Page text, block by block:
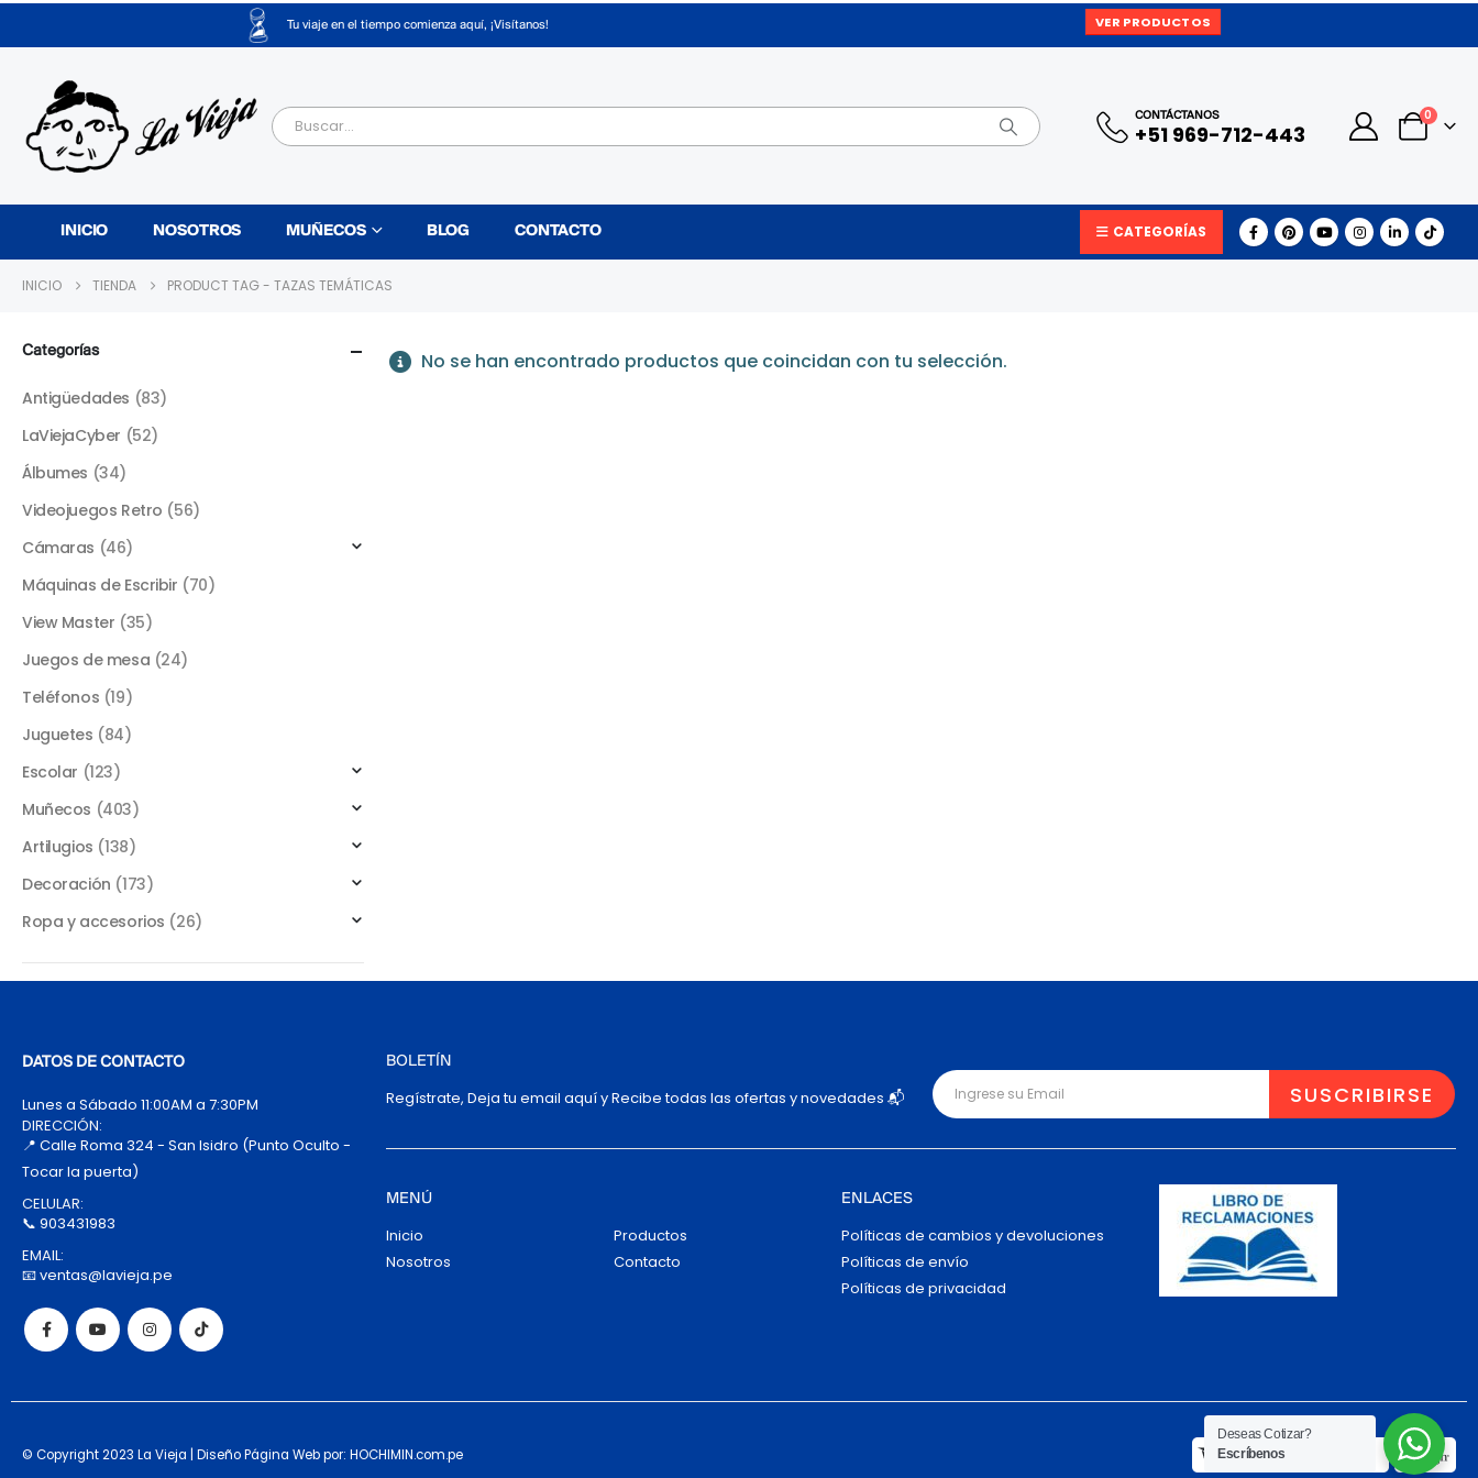
Tu viaje en el tiempo comienza aquí, ¡Visítanos! VER PRODUCTOS
CONTÁCTANOS
+51 969-712-443
0
INICIO NOSOTROS MUÑECOS BLOG CONTACTO CATEGORÍAS
INICIO TIENDA PRODUCT TAG - TAZAS TEMÁTICAS
No se han encontrado productos que coincidan con tu selección.
Categorías
Antigüedades (83)
LaViejaCyber (52)
Álbumes (34)
Videojuegos Retro (56)
Cámaras (46)
Máquinas de Escribir (70)
View Master (35)
Juegos de mesa (24)
Teléfonos (19)
Juguetes (84)
Escolar (123)
Muñecos (403)
Artilugios (138)
Decoración (173)
Ropa y accesorios (26)
DATOS DE CONTACTO
Lunes a Sábado 11:00AM a 7:30PM
DIRECCIÓN:
📍 Calle Roma 324 - San Isidro (Punto Oculto -
Tocar la puerta)
CELULAR:
📞 903431983
EMAIL:
📧 ventas@lavieja.pe
BOLETÍN
Regístrate, Deja tu email aquí y Recibe todas las ofertas y novedades 📬
MENÚ
Inicio
Nosotros
Productos
Contacto
ENLACES
Políticas de cambios y devoluciones
Políticas de envío
Políticas de privacidad
© Copyright 2023 La Vieja | Diseño Página Web por: HOCHIMIN.com.pe
Deseas Cotizar?
Escríbenos